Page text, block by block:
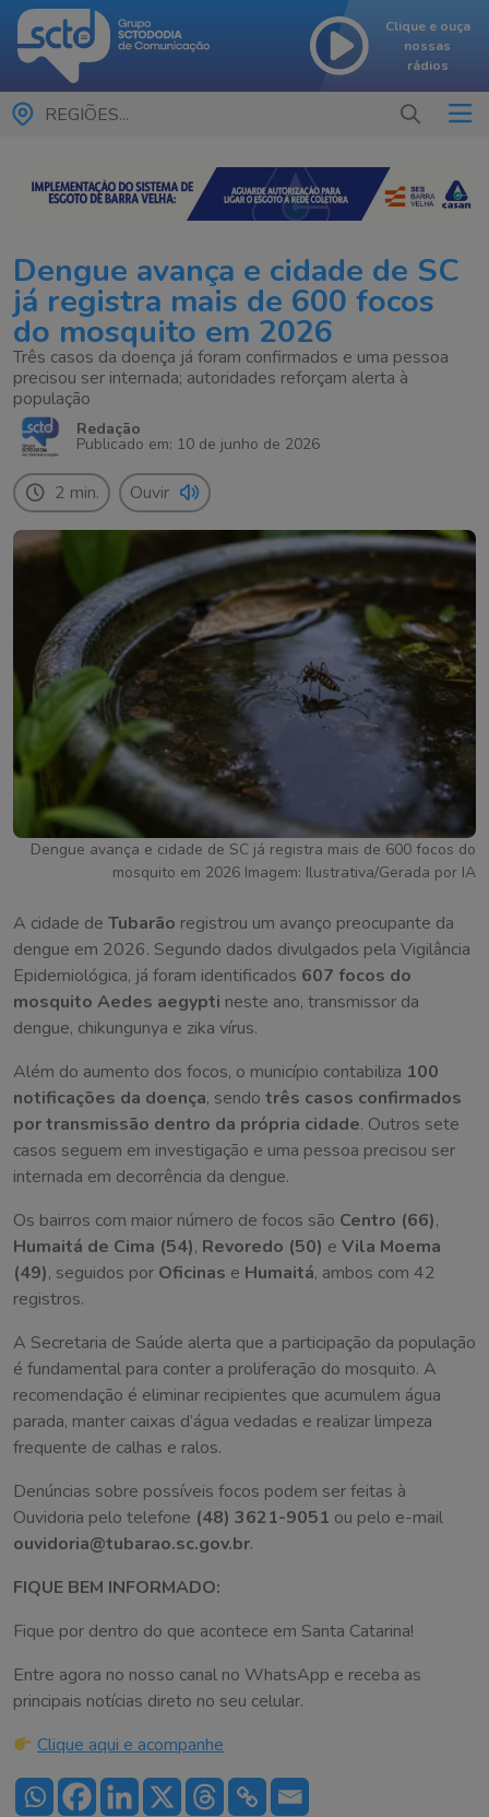
Clique e ouça
nossas
rádios
REGIÕES...
Dengue avança e cidade de SC
já registra mais de 600 focos
do mosquito em 2026
Três casos da doença já foram confirmados e uma pessoa
precisou ser internada; autoridades reforçam alerta à
população
Redação
Publicado em: 10 de junho de 2026
2 min. Ouvir
Dengue avança e cidade de SC já registra mais de 600 focos do
mosquito em 2026 Imagem: Ilustrativa/Gerada por IA
A cidade de Tubarão registrou um avanço preocupante da
dengue em 2026. Segundo dados divulgados pela Vigilância
Epidemiológica, já foram identificados 607 focos do
mosquito Aedes aegypti neste ano, transmissor da
dengue, chikungunya e zika vírus.
Além do aumento dos focos, o município contabiliza 100
notificações da doença, sendo três casos confirmados
por transmissão dentro da própria cidade. Outros sete
casos seguem em investigação e uma pessoa precisou ser
internada em decorrência da dengue.
Os bairros com maior número de focos são Centro (66),
Humaitá de Cima (54), Revoredo (50) e Vila Moema
(49), seguidos por Oficinas e Humaitá, ambos com 42
registros.
A Secretaria de Saúde alerta que a participação da população
é fundamental para conter a proliferação do mosquito. A
recomendação é eliminar recipientes que acumulem água
parada, manter caixas d’água vedadas e realizar limpeza
frequente de calhas e ralos.
Denúncias sobre possíveis focos podem ser feitas à
Ouvidoria pelo telefone (48) 3621-9051 ou pelo e-mail
ouvidoria@tubarao.sc.gov.br.
FIQUE BEM INFORMADO:
Fique por dentro do que acontece em Santa Catarina!
Entre agora no nosso canal no WhatsApp e receba as
principais notícias direto no seu celular.
Clique aqui e acompanhe